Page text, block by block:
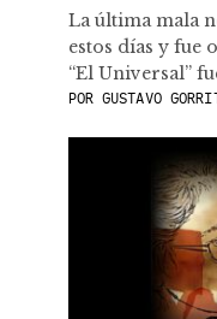
La última mala
estos días y fue
“El Universal”
POR GUSTAVO